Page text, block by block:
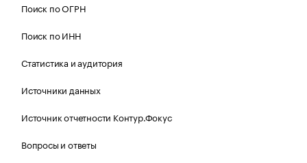
Поиск по ОГРН
Поиск по ИНН
Статистика и аудитория
Источники данных
Источник отчетности Контур.Фокус
Вопросы и ответы